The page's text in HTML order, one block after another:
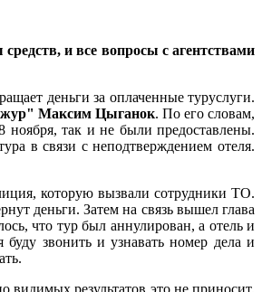
и все вопросы с агентствами
деньги за оплаченные туруслуги.
Максим Цыганок. По его словам,
ноября, так и не были предоставлены.
в связи с неподтверждением отеля.
которую вызвали сотрудники ТО.
деньги. Затем на связь вышел глава
что тур был аннулирован, а отель и
звонить и узнавать номер дела и
видимых результатов это не приносит.